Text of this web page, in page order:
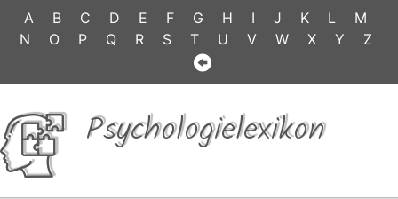
A B C D E F G H I J K L
M
N
O P Q R S T U V W X Y Z
Psychologielexikon